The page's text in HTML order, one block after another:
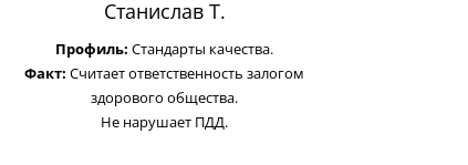
Станислав Т.
Профиль: Стандарты качества.
Факт: Считает ответственность залогом
здорового общества.
Не нарушает ПДД.